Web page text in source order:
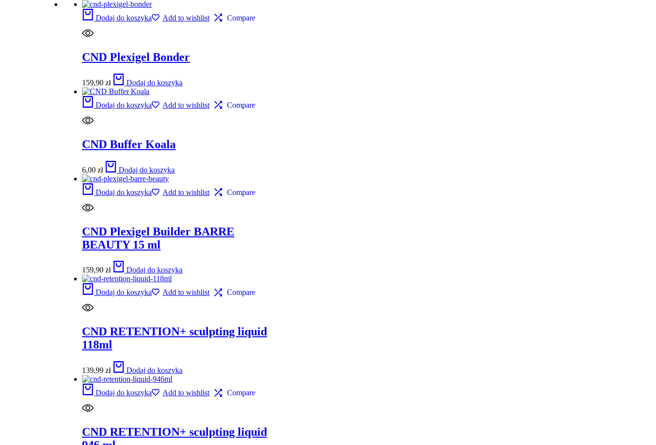
Dodaj do koszyka Add to wishlist Compare
CND Plexigel Bonder
159,90 zł Dodaj do koszyka
Dodaj do koszyka Add to wishlist Compare
CND Buffer Koala
6,00 zł Dodaj do koszyka
Dodaj do koszyka Add to wishlist Compare
CND Plexigel Builder BARRE
BEAUTY 15 ml
159,90 zł Dodaj do koszyka
Dodaj do koszyka Add to wishlist Compare
CND RETENTION+ sculpting liquid
118ml
139,99 zł Dodaj do koszyka
Dodaj do koszyka Add to wishlist Compare
CND RETENTION+ sculpting liquid